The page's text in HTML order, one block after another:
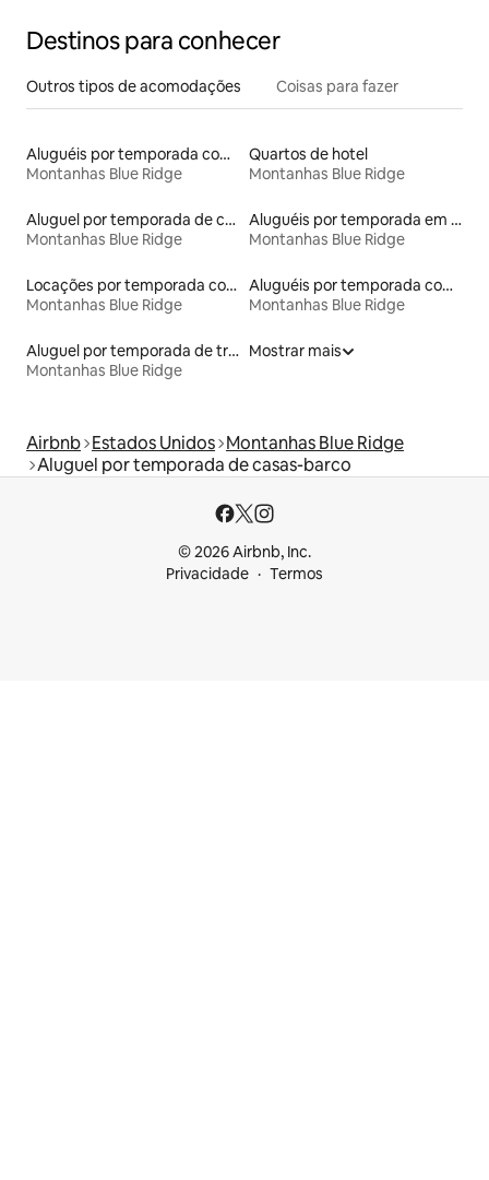
Destinos para conhecer
Outros tipos de acomodações Coisas para fazer
Aluguéis por temporada com caiaque
Montanhas Blue Ridge
Quartos de hotel
Montanhas Blue Ridge
Aluguel por temporada de casas na árvore
Montanhas Blue Ridge
Aluguéis por temporada em acampamentos
Montanhas Blue Ridge
Locações por temporada com piscina
Montanhas Blue Ridge
Aluguéis por temporada com café da manhã
Montanhas Blue Ridge
Aluguel por temporada de trens
Montanhas Blue Ridge
Mostrar mais
Airbnb Estados Unidos Montanhas Blue Ridge
Aluguel por temporada de casas-barco
© 2026 Airbnb, Inc.
Privacidade
Termos